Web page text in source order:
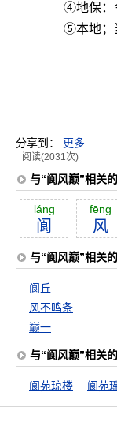
④地保：
⑤本地；
分享到： 更多
阅读(2031次)
与“阆风巅”相关
láng
阆
fēng
风
与“阆风巅”相关
阆丘
风不鸣条
巅一
与“阆风巅”相关
阆苑琼楼 阆苑